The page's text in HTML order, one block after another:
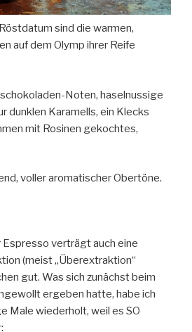
sind die warmen,
auf dem Olymp ihrer Reife
Noten, haselnussige
dunklen Karamells, ein Klecks
mit Rosinen gekochtes,
voller aromatischer Obertöne.
verträgt auch eine
(meist „Überextraktion“
gut. Was sich zunächst beim
ergeben hatte, habe ich
Male wiederholt, weil es SO